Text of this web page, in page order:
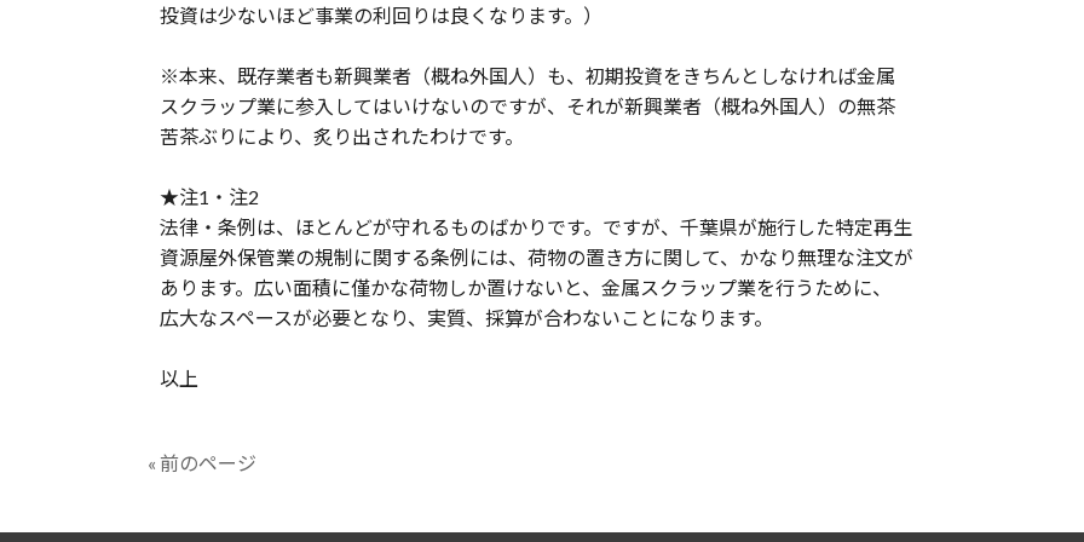
投資は少ないほど事業の利回りは良くなります。）
※本来、既存業者も新興業者（概ね外国人）も、初期投資をきちんとしなければ金属
スクラップ業に参入してはいけないのですが、それが新興業者（概ね外国人）の無茶
苦茶ぶりにより、炙り出されたわけです。
★注1・注2
法律・条例は、ほとんどが守れるものばかりです。ですが、千葉県が施行した特定再生
資源屋外保管業の規制に関する条例には、荷物の置き方に関して、かなり無理な注文が
あります。広い面積に僅かな荷物しか置けないと、金属スクラップ業を行うために、
広大なスペースが必要となり、実質、採算が合わないことになります。
以上
« 前のページ